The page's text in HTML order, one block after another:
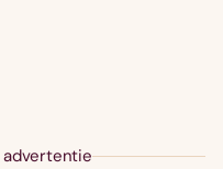
advertentie